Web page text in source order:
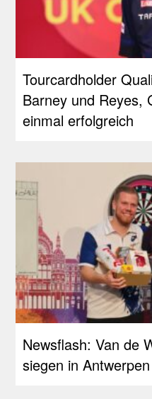
Tourcardholder
Barney und Reyes,
einmal erfolgreich
Newsflash: Van de
siegen in Antwerpen